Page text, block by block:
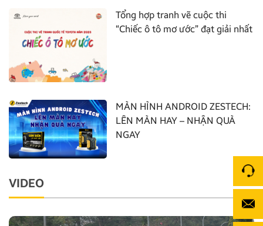
Tổng hợp tranh vẽ cuộc thi
“Chiếc ô tô mơ ước” đạt giải nhất
MÀN HÌNH ANDROID ZESTECH:
LÊN MÀN HAY – NHẬN QUÀ
NGAY
VIDEO